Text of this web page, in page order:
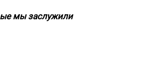
мы заслужили